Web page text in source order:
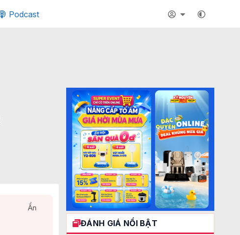
Podcast
Ẩn
ĐÁNH GIÁ NỔI BẬT